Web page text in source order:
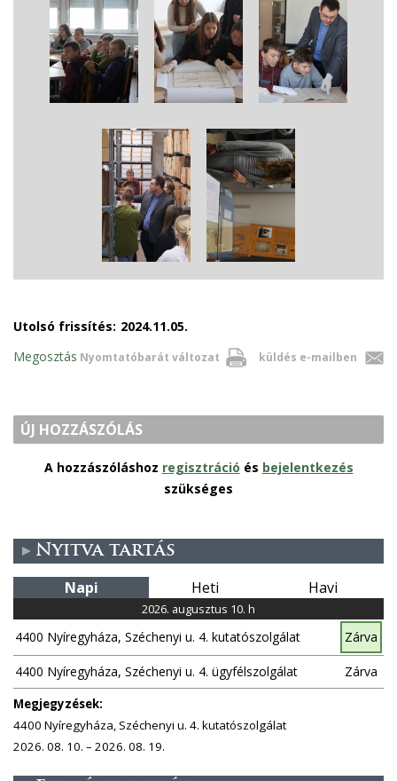
Utolsó frissítés: 2024.11.05.
Nyomtatóbarát változat küldés e-mailben
Megosztás
ÚJ HOZZÁSZÓLÁS
A hozzászóláshoz regisztráció és bejelentkezés
szükséges
Nyitva tartás
Napi Heti Havi
2026. augusztus 10. h
4400 Nyíregyháza, Széchenyi u. 4. kutatószolgálat Zárva
4400 Nyíregyháza, Széchenyi u. 4. ügyfélszolgálat Zárva
Megjegyzések:
4400 Nyíregyháza, Széchenyi u. 4. kutatószolgálat
2026. 08. 10. – 2026. 08. 19.